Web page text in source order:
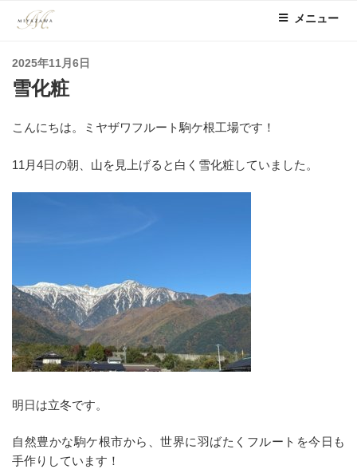
メニュー
投
稿
日:
2025年11月6日
雪化粧
こんにちは。ミヤザワフルート駒ケ根工場です！
11月4日の朝、山を見上げると白く雪化粧していました。
明日は立冬です。
自然豊かな駒ケ根市から、世界に羽ばたくフルートを今日も
手作りしています！